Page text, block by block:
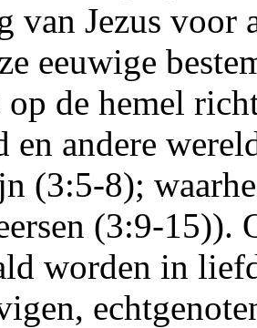
van Jezus
eeuwige
op de hemel
en andere
(3:5-8);
(3:9-15)).
worden in